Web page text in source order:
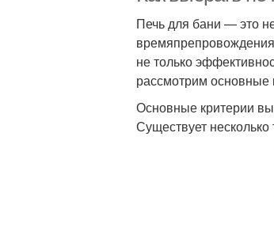
Печь для бани — это
не только
рассмотрим основные
Основные критерии
Существует